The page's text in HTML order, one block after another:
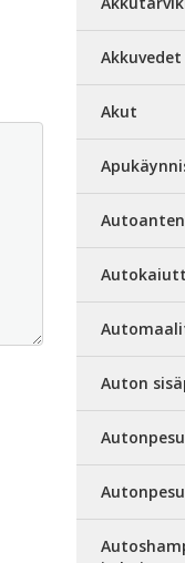
Akkuvedet
Akut
Auton